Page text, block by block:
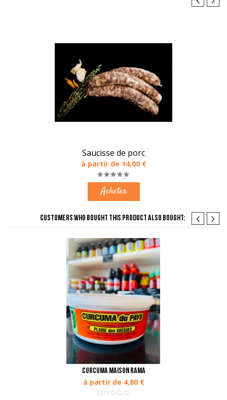
Saucisse de porc
à partir de 14,00 €
Acheter
CUSTOMERS WHO BOUGHT THIS PRODUCT ALSO BOUGHT:
Curcuma Maison Rama
à partir de 4,80 €